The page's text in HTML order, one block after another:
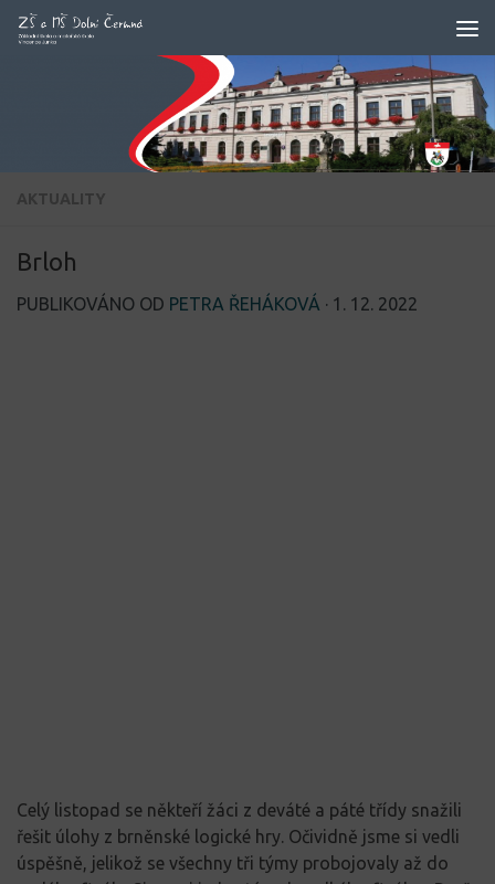
Skip to content
AKTUALITY
Brloh
PUBLIKOVÁNO OD PETRA ŘEHÁKOVÁ · 1. 12. 2022
Celý listopad se někteří žáci z deváté a páté třídy snažili
řešit úlohy z brněnské logické hry. Očividně jsme si vedli
úspěšně, jelikož se všechny tři týmy probojovaly až do